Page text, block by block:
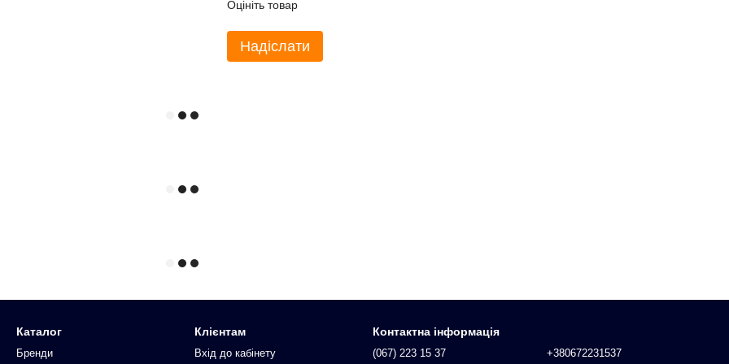
Оцініть товар
Надіслати
Каталог
Бренди
Клієнтам
Вхід до кабінету
Контактна інформація
(067) 223 15 37 +380672231537